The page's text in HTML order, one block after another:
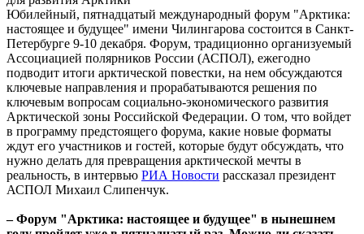
Юбилейный, пятнадцатый международный форум "Арктика:
настоящее и будущее" имени Чилингарова состоится в Санкт-
Петербурге 9-10 декабря. Форум, традиционно организуемый
Ассоциацией полярников России (АСПОЛ), ежегодно
подводит итоги арктической повестки, на нем обсуждаются
ключевые направления и прорабатываются решения по
ключевым вопросам социально-экономического развития
Арктической зоны Российской Федерации. О том, что войдет
в программу предстоящего форума, какие новые форматы
ждут его участников и гостей, которые будут обсуждать, что
нужно делать для превращения арктической мечты в
реальность, в интервью РИА Новости рассказал президент
АСПОЛ Михаил Слипенчук.
– Форум "Арктика: настоящее и будущее" в нынешнем